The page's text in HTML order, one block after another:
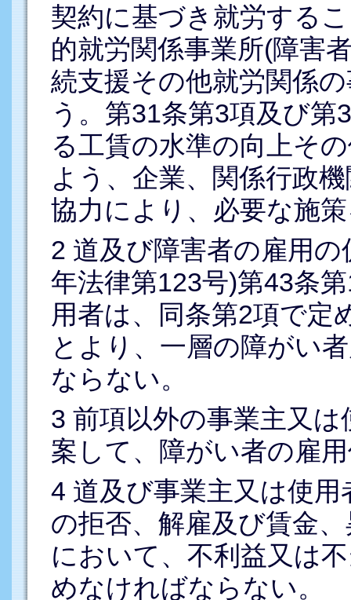
契約に基づき就労する
的就労関係事業所(障害
続支援その他就労関係
う。第31条第3項及び
る工賃の水準の向上そ
よう、企業、関係行政
協力により、必要な施
2 道及び障害者の雇用
年法律第123号)第43条
用者は、同条第2項で定
とより、一層の障がい
ならない。
3 前項以外の事業主又
案して、障がい者の雇
4 道及び事業主又は使
の拒否、解雇及び賃金
において、不利益又は
めなければならない。